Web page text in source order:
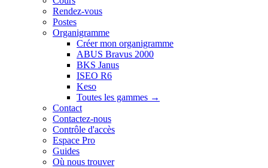
Rendez-vous
Postes
Organigramme
Créer mon organigramme
ABUS Bravus 2000
BKS Janus
ISEO R6
Keso
Toutes les gammes →
Contact
Contactez-nous
Contrôle d'accès
Espace Pro
Guides
Où nous trouver